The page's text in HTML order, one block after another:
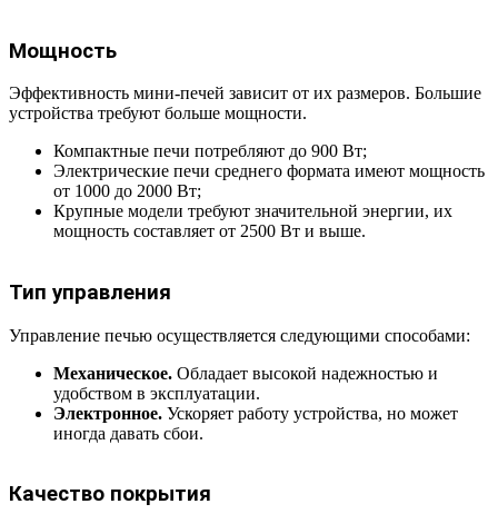
Мощность
Эффективность мини-печей зависит от их размеров. Большие
устройства требуют больше мощности.
Компактные печи потребляют до 900 Вт;
Электрические печи среднего формата имеют мощность
от 1000 до 2000 Вт;
Крупные модели требуют значительной энергии, их
мощность составляет от 2500 Вт и выше.
Тип управления
Управление печью осуществляется следующими способами:
Механическое. Обладает высокой надежностью и
удобством в эксплуатации.
Электронное. Ускоряет работу устройства, но может
иногда давать сбои.
Качество покрытия